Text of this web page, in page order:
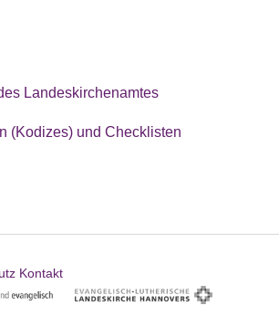
Landeskirchenamtes
(Kodizes) und Checklisten
Kontakt